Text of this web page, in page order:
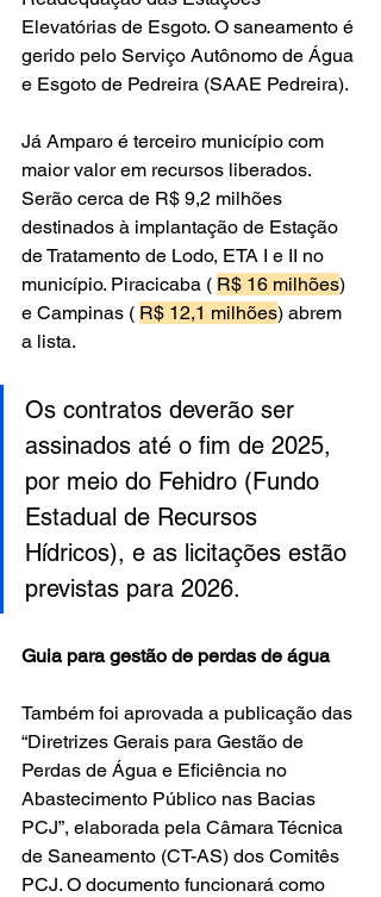
Elevatórias de Esgoto. O saneamento é
gerido pelo Serviço Autônomo de Água
e Esgoto de Pedreira (SAAE Pedreira).
Já Amparo é terceiro município com
maior valor em recursos liberados.
Serão cerca de R$ 9,2 milhões
destinados à implantação de Estação
de Tratamento de Lodo, ETA I e II no
município. Piracicaba ( R$ 16 milhões)
e Campinas ( R$ 12,1 milhões) abrem
a lista.
Os contratos deverão ser
assinados até o fim de 2025,
por meio do Fehidro (Fundo
Estadual de Recursos
Hídricos), e as licitações estão
previstas para 2026.
Guia para gestão de perdas de água
Também foi aprovada a publicação das
“Diretrizes Gerais para Gestão de
Perdas de Água e Eficiência no
Abastecimento Público nas Bacias
PCJ”, elaborada pela Câmara Técnica
de Saneamento (CT-AS) dos Comitês
PCJ. O documento funcionará como